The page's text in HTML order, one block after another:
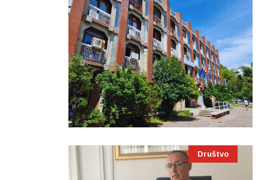
Društvo